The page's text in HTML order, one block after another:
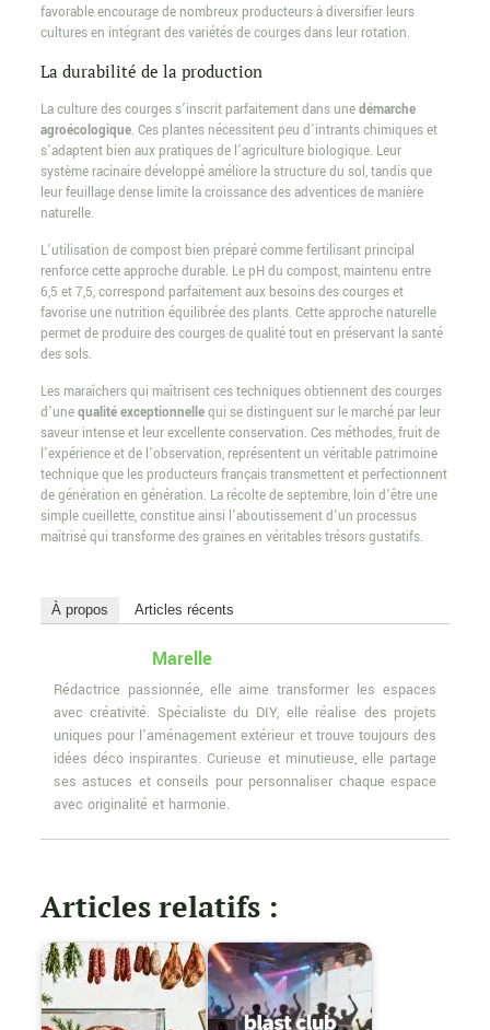
favorable encourage de nombreux producteurs à diversifier leurs
cultures en intégrant des variétés de courges dans leur rotation.
La durabilité de la production
La culture des courges s’inscrit parfaitement dans unedémarche
agroécologique. Ces plantes nécessitent peu d’intrants chimiques et
s’adaptent bien aux pratiques de l’agriculture biologique. Leur
système racinaire développé améliore la structure du sol, tandis que
leur feuillage dense limite la croissance des adventices de manière
naturelle.
L’utilisation de compost bien préparé comme fertilisant principal
renforce cette approche durable. Le pH du compost, maintenu entre
6,5 et 7,5, correspond parfaitement aux besoins des courges et
favorise une nutrition équilibrée des plants. Cette approche naturelle
permet de produire des courges de qualité tout en préservant la santé
des sols.
Les maraîchers qui maîtrisent ces techniques obtiennent des courges
d’unequalité exceptionnellequi se distinguent sur le marché par leur
saveur intense et leur excellente conservation. Ces méthodes, fruit de
l’expérience et de l’observation, représentent un véritable patrimoine
technique que les producteurs français transmettent et perfectionnent
de génération en génération. La récolte de septembre, loin d’être une
simple cueillette, constitue ainsi l’aboutissement d’un processus
maîtrisé qui transforme des graines en véritables trésors gustatifs.
À propos Articles récents
Marelle
Rédactrice passionnée, elle aime transformer les espaces
avec créativité. Spécialiste du DIY, elle réalise des projets
uniques pour l'aménagement extérieur et trouve toujours des
idées déco inspirantes. Curieuse et minutieuse, elle partage
ses astuces et conseils pour personnaliser chaque espace
avec originalité et harmonie.
Articles relatifs :